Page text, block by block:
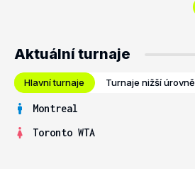
Aktuální turnaje
Hlavní turnaje Turnaje nižší úrovně
Montreal
Toronto WTA